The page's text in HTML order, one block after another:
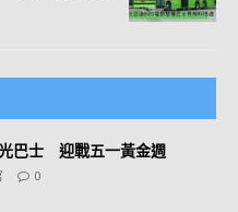
巴士 迎戰五一黃金週
0